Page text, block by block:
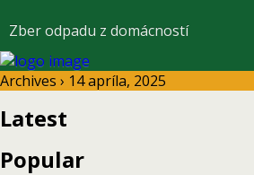
Zber odpadu z domácností
Archives › 14 apríla, 2025
Latest
Popular